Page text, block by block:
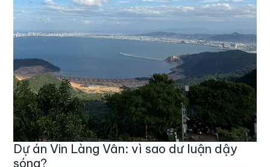
Dự án Vin Làng Vân: vì sao dư luận dậy
sóng?